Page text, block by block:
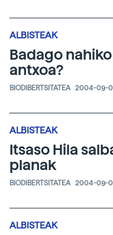
ALBISTEAK
Badago nahiko
antxoa?
BIODIBERTSITATEA 2004-09-
ALBISTEAK
Itsaso Hila
planak
BIODIBERTSITATEA 2004-09-
ALBISTEAK